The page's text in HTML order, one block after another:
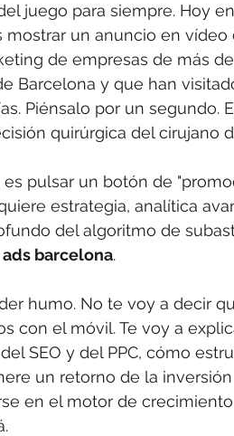
juego para siempre. Hoy
un anuncio en vídeo
de empresas de más
Barcelona y que han
Piénsalo por un segundo.
quirúrgica del cirujano
pulsar un botón de
estrategia, analítica
del algoritmo de
barcelona.
humo. No te voy a decir
con el móvil. Te voy a
SEO y del PPC, cómo
un retorno de la
en el motor de